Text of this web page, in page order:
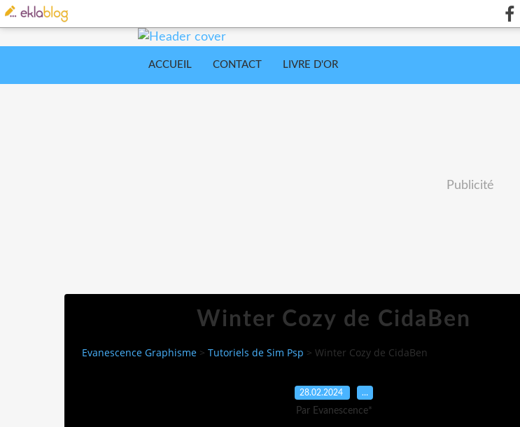
ACCUEIL CONTACT LIVRE D'OR
Publicité
Winter Cozy de CidaBen
Evanescence Graphisme > Tutoriels de Sim Psp > Winter Cozy de CidaBen
28.02.2024 …
Par Evanescence*